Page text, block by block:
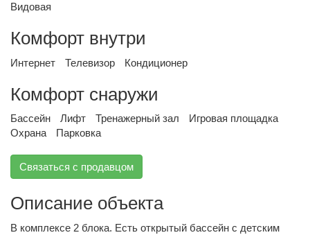
Видовая
Комфорт внутри
Интернет Телевизор Кондиционер
Комфорт снаружи
Бассейн Лифт Тренажерный зал
Игровая площадка
Охрана
Парковка
Связаться с продавцом
Описание объекта
В комплексе 2 блока. Есть открытый бассейн с детским